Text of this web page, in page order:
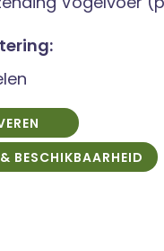
BESCHIKBAARHEID